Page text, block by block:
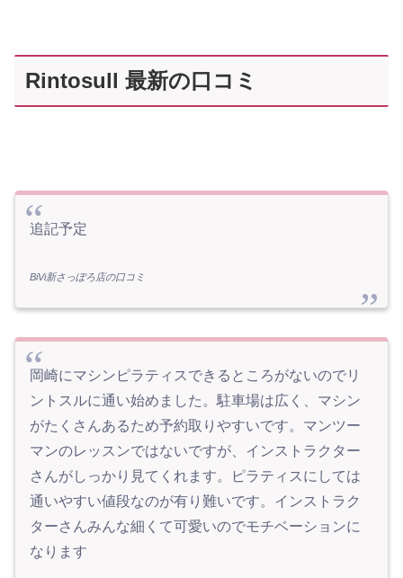
Rintosull 最新の口コミ
追記予定
BiVi新さっぽろ店の口コミ
岡崎にマシンピラティスできるところがないのでリ
ントスルに通い始めました。駐車場は広く、マシン
がたくさんあるため予約取りやすいです。マンツー
マンのレッスンではないですが、インストラクター
さんがしっかり見てくれます。ピラティスにしては
通いやすい値段なのが有り難いです。インストラク
ターさんみんな細くて可愛いのでモチベーションに
なります